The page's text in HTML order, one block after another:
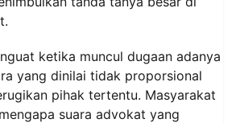
ketika muncul dugaan adanya
yang dinilai tidak proporsional
pihak tertentu. Masyarakat
suara advokat yang